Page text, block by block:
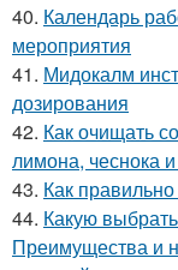
40. Календарь
мероприятия
41. Мидокалм
дозирования
42. Как очищать
лимона, чеснока
43. Как
44. Какую
Преимущества и